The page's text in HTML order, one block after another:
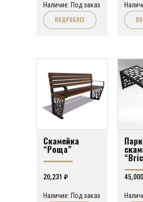
Наличие: Под заказ
ПОДРОБНЕЕ
Скамейка
“Роща”
20,231 ₽
Наличие: Под заказ
45,000